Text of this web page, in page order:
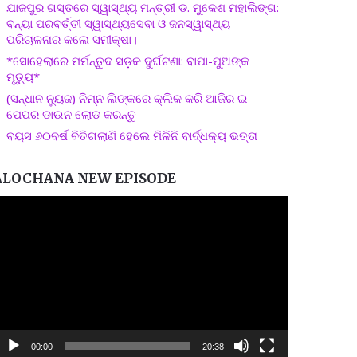
ଯାଜପୁର ଗସ୍ତରେ ସ୍ୱାସ୍ଥ୍ୟ ମନ୍ତ୍ରୀ ଡ. ମୁକେଶ ମହାଲିଙ୍ଗ:
ବନ୍ୟା ପରବର୍ତ୍ତୀ ସ୍ୱାସ୍ଥ୍ୟସେବା ଓ ଜନସ୍ୱାସ୍ଥ୍ୟ
ପରିଚାଳନାର କଲେ ସମୀକ୍ଷା।
*ସୋହେଲାରେ ମର୍ମନ୍ତୁଦ ସଡ଼କ ଦୁର୍ଘଟଣା: ବାପା-ପୁଅଙ୍କ
ମୃତ୍ୟୁ*
(ସନ୍ଧାନ ନ୍ୟୁଜ) ନିମ୍ନ ଲିଙ୍କରେ କ୍ଲିକ କରି ଆଜିର ଇ –
ପେପର ଡାଉନ ଲୋଡ କରନ୍ତୁ
ବୟସ ୬୦ବର୍ଷ ବିତିଗଲାଣି ହେଲେ ମିଳିନି ବାର୍ଦ୍ଧକ୍ୟ ଭତ୍ତା
NEW EPISODE
00:00 20:38